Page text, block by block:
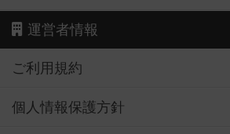
運営者情報
ご利用規約
個人情報保護方針